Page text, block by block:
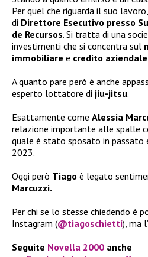
Per quel che riguarda il suo
di Direttore Esecutivo presso
de Recursos. Si tratta di una
investimenti che si concentra sul
immobiliare e credito
A quanto pare però è anche
esperto lottatore di jiu-jitsu.
Esattamente come Alessia
relazione importante alle spalle
quale è stato sposato in passato
2023.
Oggi però Tiago è legato
Marcuzzi.
Per chi se lo stesse chiedendo è
Instagram (@tiagoschietti), ma
Seguite Novella 2000 anche